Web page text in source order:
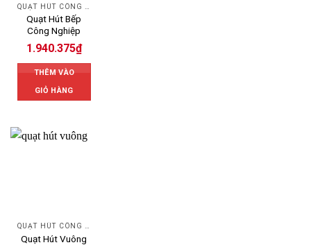
Quạt Hút Bếp
Công Nghiệp
1.940.375₫
THÊM VÀO
GIỎ HÀNG
QUẠT HÚT CÔNG NGHIỆP
Quạt Hút Vuông